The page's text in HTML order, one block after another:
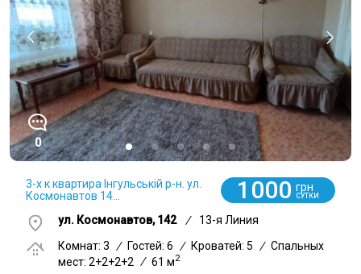
0
3-х к квартира Інгульській р-н. ул.
Космонавтов 14...
1000 грн
СУТКИ
ул. Космонавтов, 142 /
13-я Линия
Комнат: 3
/ Гостей: 6 / Кроватей: 5 / Спальных
мест: 2+2+2+2 / 61 м2